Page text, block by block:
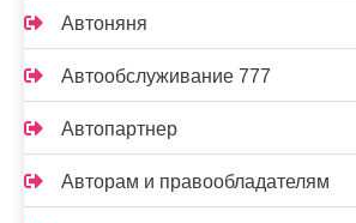
Автоняня
Автообслуживание 777
Автопартнер
Авторам и правообладателям